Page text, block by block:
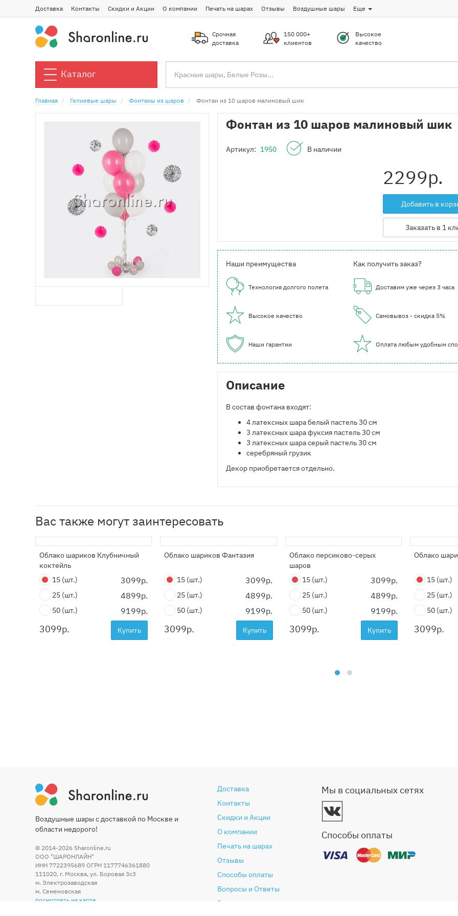
Доставка Контакты Скидки и Акции О компании Печать на шарах Отзывы Воздушные шары Еще
Срочная
доставка
150 000+
клиентов
Высокое
качество
Каталог
Главная Гелиевые шары Фонтаны из шаров Фонтан из 10 шаров малиновый шик
Фонтан из 10 шаров малиновый шик
Артикул: 1950 В наличии
2299р.
Добавить в
Заказать в 1
Наши преимущества
Технология долгого полета
Высокое качество
Наши гарантии
Как получить заказ?
Доставим уже через 3 часа
Самовывоз - скидка 5%
Оплата любым удобным
Описание
В состав фонтана входят:
​4 латексных шара белый пастель 30 см
3 латексных шара фуксия пастель 30 см
3 латексных шара серый пастель 30 см
серебряный грузик
Декор приобретается отдельно.
Вас также могут заинтересовать
Облако шариков Клубничный
коктейль
15 (шт.) 3099р.
25 (шт.) 4899р.
50 (шт.) 9199р.
3099р. Купить
Облако шариков Фантазия
15 (шт.) 3099р.
25 (шт.) 4899р.
50 (шт.) 9199р.
3099р. Купить
Облако персиково-серых
шаров
15 (шт.) 3099р.
25 (шт.) 4899р.
50 (шт.) 9199р.
3099р. Купить
Облако
15 (шт.)
25 (шт.)
50 (шт.)
3099р.
Воздушные шары с доставкой по Москве и
области недорого!
© 2014-2026 Sharonline.ru
ООО "ШАРОНЛАЙН"
ИНН 7722395689 ОГРН 1177746361880
111020, г. Москва, ул. Боровая 3c3
м. Электрозаводская
м. Семеновская
посмотреть на карте
Доставка
Контакты
Скидки и Акции
О компании
Печать на шарах
Отзывы
Способы оплаты
Вопросы и Ответы
Гарантия и возврат
Мы в социальных сетях
Способы оплаты